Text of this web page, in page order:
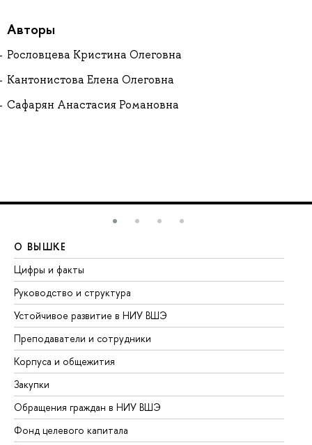
Авторы
Рословцева Кристина Олеговна
Кантонистова Елена Олеговна
Сафарян Анастасия Романовна
О ВЫШКЕ
Цифры и факты
Руководство и структура
Устойчивое развитие в НИУ ВШЭ
Преподаватели и сотрудники
Корпуса и общежития
Закупки
Обращения граждан в НИУ ВШЭ
Фонд целевого капитала